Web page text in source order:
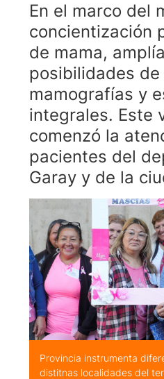
En el marco del
concientización
de mama,
posibilidades de
mamografías y
integrales. Este
comenzó la
pacientes del
Garay y de la
Provincia instrumenta
distitnas localidades del